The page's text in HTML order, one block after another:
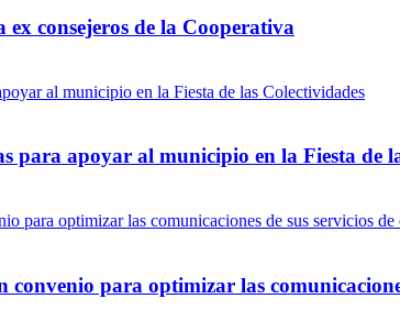
consejeros de la Cooperativa
para apoyar al municipio en la Fiesta de
para optimizar las